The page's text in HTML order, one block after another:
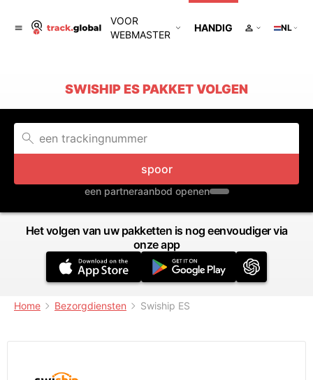
VOOR
WEBMASTER
HANDIG NL
SWISHIP ES PAKKET VOLGEN
spoor
een partneraanbod openen
Het volgen van uw pakketten is nog eenvoudiger via
onze app
Home Bezorgdiensten Swiship ES